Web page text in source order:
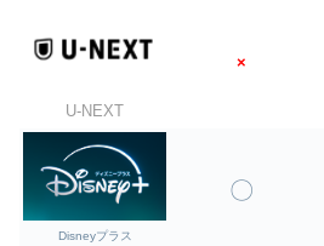
U-NEXT
×
Disneyプラス
〇